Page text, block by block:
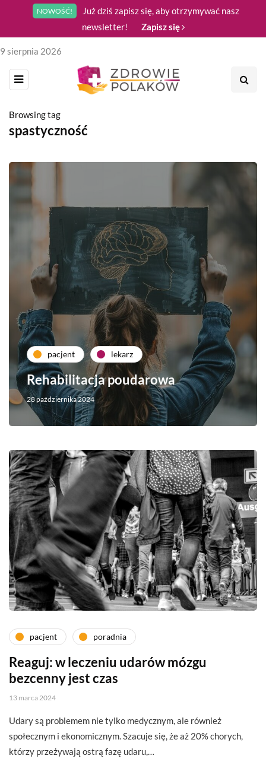
NOWOŚĆ!
Już dziś zapisz się, aby otrzymywać nasz
newsletter!
Zapisz się
9 sierpnia 2026
Browsing tag
spastyczność
pacjent lekarz
Rehabilitacja poudarowa
28 października 2024
pacjent poradnia
Reaguj: w leczeniu udarów mózgu
bezcenny jest czas
13 marca 2024
Udary są problemem nie tylko medycznym, ale również
społecznym i ekonomicznym. Szacuje się, że aż 20% chorych,
którzy przeżywają ostrą fazę udaru,…